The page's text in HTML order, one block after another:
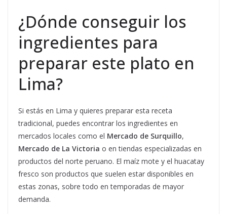
¿Dónde conseguir los
ingredientes para
preparar este plato en
Lima?
Si estás en Lima y quieres preparar esta receta
tradicional, puedes encontrar los ingredientes en
mercados locales como el Mercado de Surquillo,
Mercado de La Victoria o en tiendas especializadas en
productos del norte peruano. El maíz mote y el huacatay
fresco son productos que suelen estar disponibles en
estas zonas, sobre todo en temporadas de mayor
demanda.